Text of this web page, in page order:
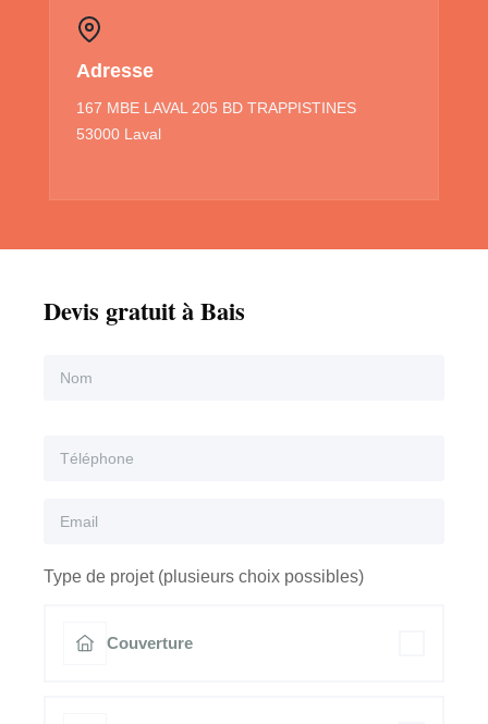
Adresse
167 MBE LAVAL 205 BD TRAPPISTINES
53000 Laval
Devis gratuit à Bais
Type de projet (plusieurs choix possibles)
Couverture